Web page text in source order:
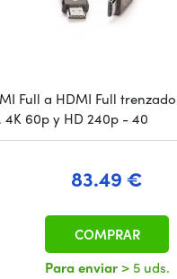
Full a HDMI Full
4K 60p y HD 240p - 40
83.49 €
Para enviar > 5 uds.
COMPRAR